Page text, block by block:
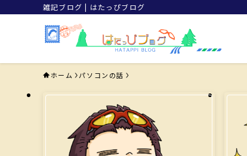
雑記ブログ | はたっぴブログ
ホーム パソコンの話